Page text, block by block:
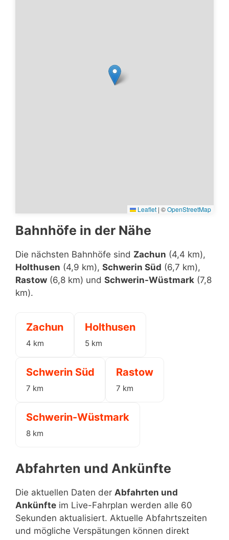
Leaflet | ©OpenStreetMap
Bahnhöfe in der Nähe
Die nächsten Bahnhöfe sind Zachun (4,4 km),
Holthusen (4,9 km), Schwerin Süd (6,7 km),
Rastow (6,8 km) und Schwerin-Wüstmark (7,8
km).
Zachun
4 km
Holthusen
5 km
Schwerin Süd
7 km
Rastow
7 km
Schwerin-Wüstmark
8 km
Abfahrten und Ankünfte
Die aktuellen Daten der Abfahrten und
Ankünfte im Live-Fahrplan werden alle 60
Sekunden aktualisiert. Aktuelle Abfahrtszeiten
und mögliche Verspätungen können direkt